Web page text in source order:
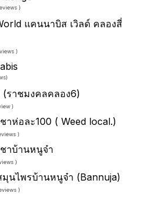
)
แคนนาบิส เวิลด์ คลองสี่
)
)
(ราชมงคลคลอง6)
)
ห่อละ100 ( Weed local.)
)
าบ้านหนูจ๋า
)
นไพรบ้านหนูจ๋า (Bannuja)
)